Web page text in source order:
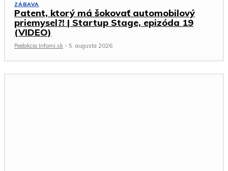
ZÁBAVA
Patent, ktorý má šokovať automobilový
priemysel?! | Startup Stage, epizóda 19
(VIDEO)
Redakcia Infomi.sk - 5. augusta 2026